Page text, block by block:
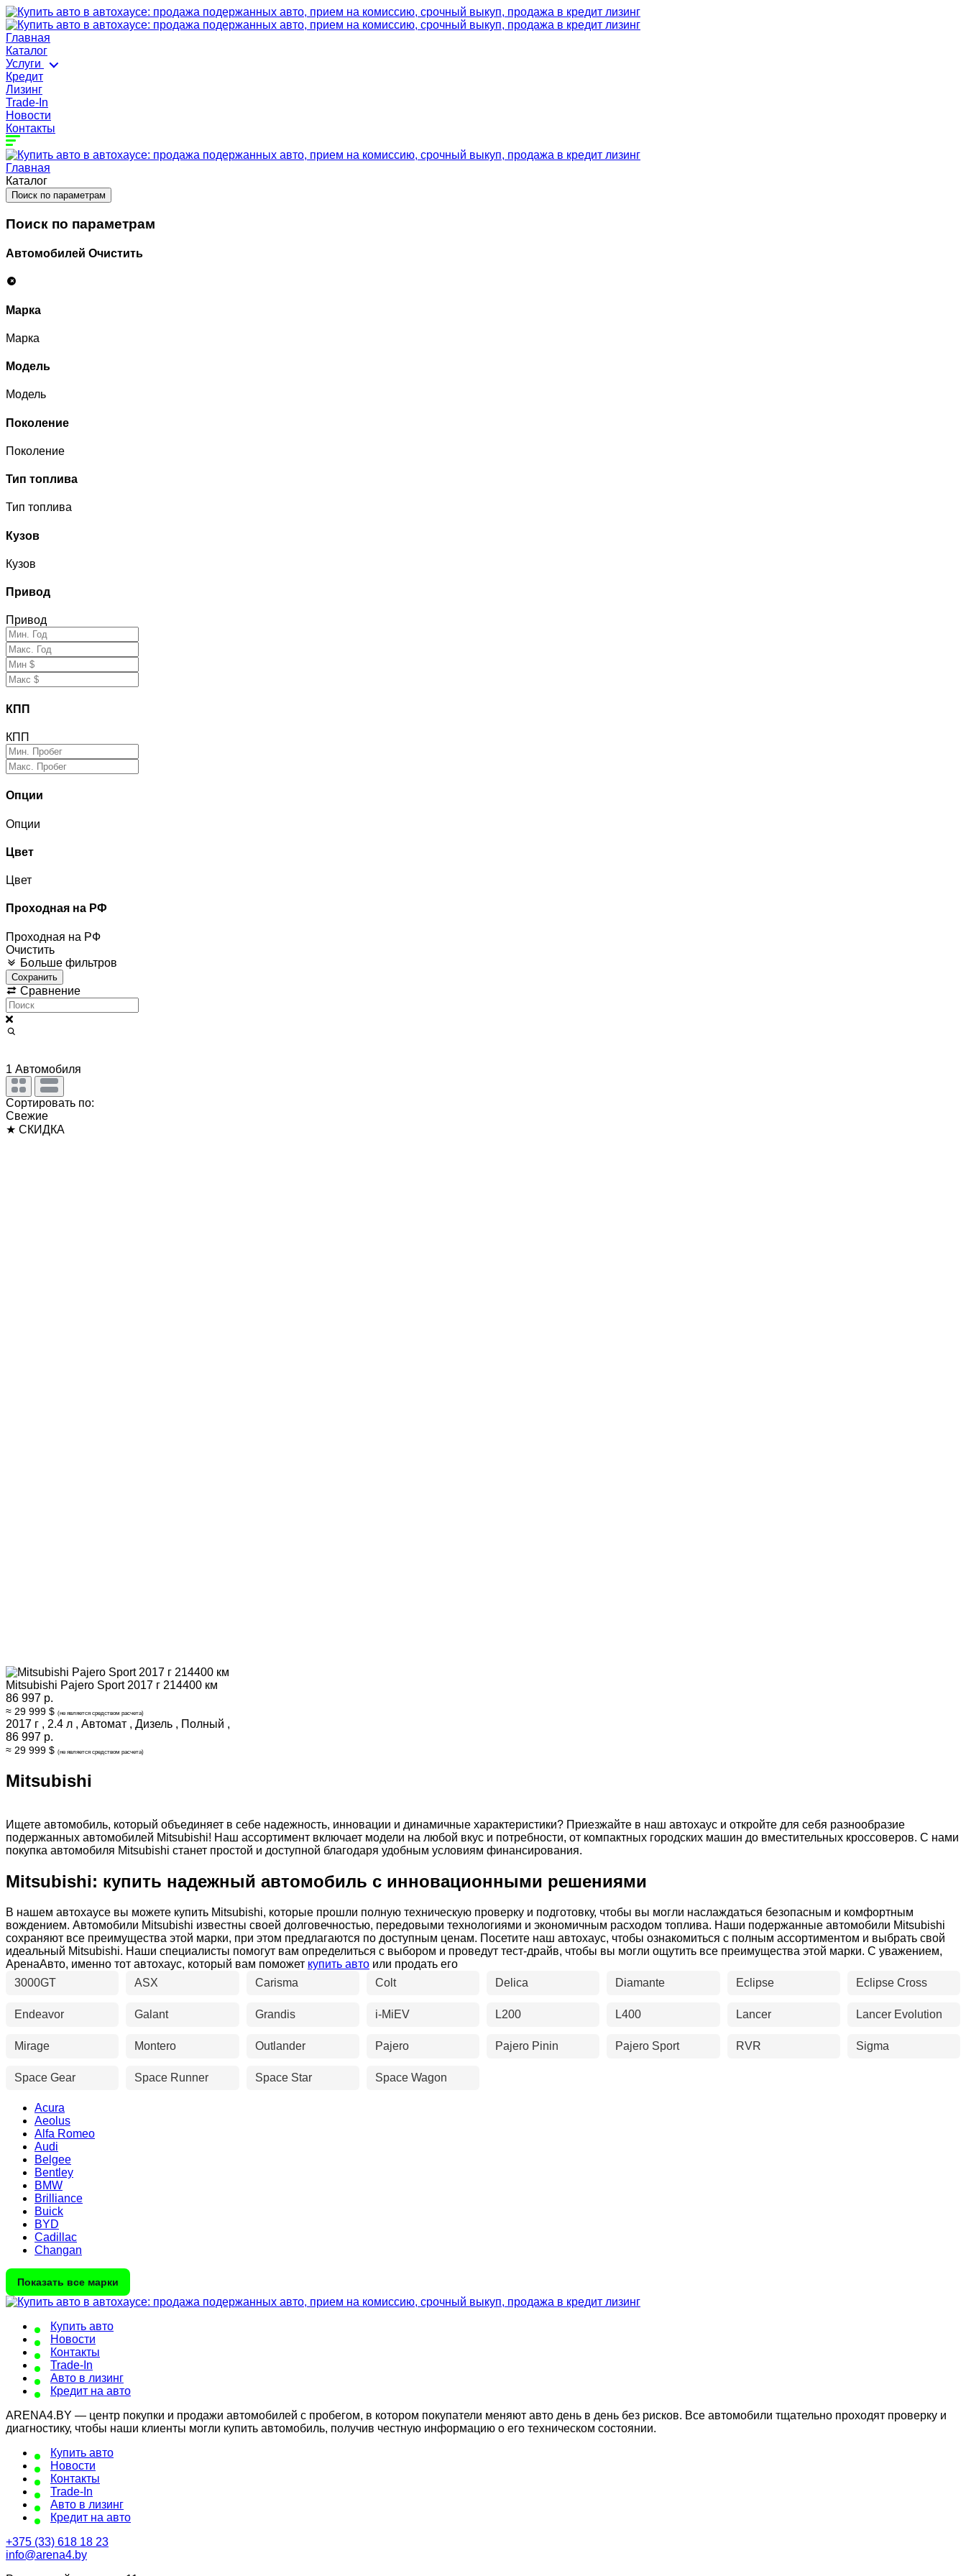
Главная
Каталог
Услуги
Кредит
Лизинг
Trade-In
Новости
Контакты
Главная
Каталог
Поиск по параметрам
Поиск по параметрам
Автомобилей Очистить
Марка
Марка
Модель
Модель
Поколение
Поколение
Тип топлива
Тип топлива
Кузов
Кузов
Привод
Привод
КПП
КПП
Опции
Опции
Цвет
Цвет
Проходная на РФ
Проходная на РФ
Очистить
Больше фильтров
Сохранить
Сравнение
1 Автомобиля
Сортировать по:
Свежие
★ СКИДКА
Mitsubishi Pajero Sport 2017 г 214400 км
86 997 р.
≈ 29 999 $ (не является средством расчета)
2017 г , 2.4 л , Автомат , Дизель , Полный ,
86 997 р.
≈ 29 999 $ (не является средством расчета)
Mitsubishi
Ищете автомобиль, который объединяет в себе надежность, инновации и динамичные характеристики? Приезжайте в наш автохаус и откройте для себя разнообразие
подержанных автомобилей Mitsubishi! Наш ассортимент включает модели на любой вкус и потребности, от компактных городских машин до вместительных кроссоверов. С нами
покупка автомобиля Mitsubishi станет простой и доступной благодаря удобным условиям финансирования.
Mitsubishi: купить надежный автомобиль с инновационными решениями
В нашем автохаусе вы можете купить Mitsubishi, которые прошли полную техническую проверку и подготовку, чтобы вы могли наслаждаться безопасным и комфортным
вождением. Автомобили Mitsubishi известны своей долговечностью, передовыми технологиями и экономичным расходом топлива. Наши подержанные автомобили Mitsubishi
сохраняют все преимущества этой марки, при этом предлагаются по доступным ценам. Посетите наш автохаус, чтобы ознакомиться с полным ассортиментом и выбрать свой
идеальный Mitsubishi. Наши специалисты помогут вам определиться с выбором и проведут тест-драйв, чтобы вы могли ощутить все преимущества этой марки. С уважением,
АренаАвто, именно тот автохаус, который вам поможет купить авто или продать его
3000GT
ASX Carisma Colt Delica Diamante Eclipse Eclipse Cross
Endeavor Galant Grandis i-MiEV L200 L400 Lancer Lancer Evolution
Mirage Montero Outlander Pajero Pajero Pinin Pajero Sport RVR Sigma
Space Gear Space Runner Space Star Space Wagon
Acura
Aeolus
Alfa Romeo
Audi
Belgee
Bentley
BMW
Brilliance
Buick
BYD
Cadillac
Changan
Показать все марки
Купить авто
Новости
Контакты
Trade-In
Авто в лизинг
Кредит на авто
ARENA4.BY — центр покупки и продажи автомобилей с пробегом, в котором покупатели меняют авто день в день без рисков. Все автомобили тщательно проходят проверку и
диагностику, чтобы наши клиенты могли купить автомобиль, получив честную информацию о его техническом состоянии.
Купить авто
Новости
Контакты
Trade-In
Авто в лизинг
Кредит на авто
+375 (33) 618 18 23
info@arena4.by